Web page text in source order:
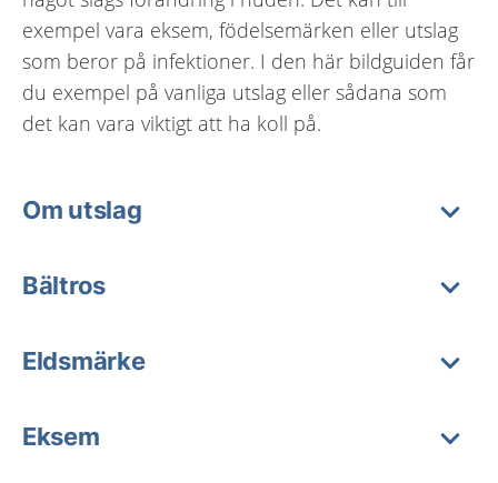
exempel vara eksem, födelsemärken eller utslag
som beror på infektioner. I den här bildguiden får
du exempel på vanliga utslag eller sådana som
det kan vara viktigt att ha koll på.
Om utslag
Bältros
Eldsmärke
Eksem